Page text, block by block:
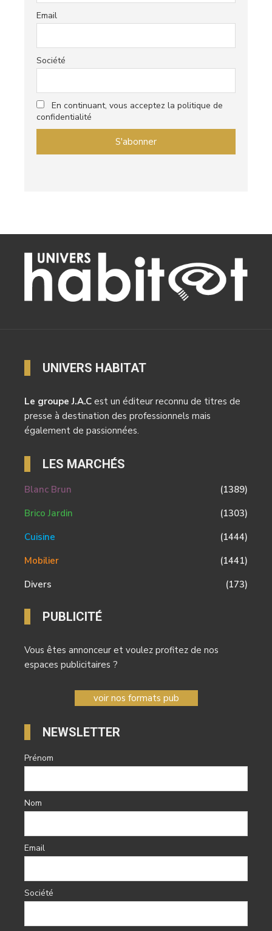
Email
Société
En continuant, vous acceptez la politique de
confidentialité
UNIVERS HABITAT
Le groupe J.A.C est un éditeur reconnu de titres de
presse à destination des professionnels mais
également de passionnées.
LES MARCHÉS
Blanc Brun
(1389)
Brico Jardin
(1303)
Cuisine
(1444)
Mobilier
(1441)
Divers
(173)
PUBLICITÉ
Vous êtes annonceur et voulez profitez de nos
espaces publicitaires ?
voir nos formats pub
NEWSLETTER
Prénom
Nom
Email
Société